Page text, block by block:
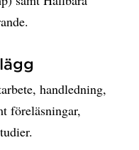
handledning,
föreläsningar,